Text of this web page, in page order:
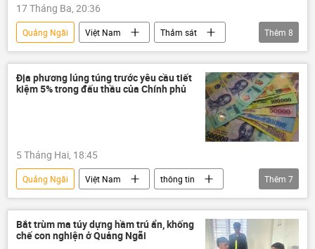
17 Tháng Ba, 20:36
Quảng Ngãi Việt Nam
Thảm sát
Sơn Mỹ
thông tin
Hoa Kỳ
Hà Nội
Mỹ Lai
Hồ Chí Minh
chiến tranh Việt Nam
quân đội Mỹ
Thêm 8
Địa phương lúng túng trước yêu cầu tiết
kiệm 5% trong đấu thầu của Chính phủ
5 Tháng Hai, 18:45
Quảng Ngãi Việt Nam
thông tin
đấu thầu
Quảng Trị
Bộ Tài Chính VN
tài chính
đầu tư
Thanh Hóa
Kinh tế
Thêm 7
Bắt trùm ma túy dựng hầm trú ẩn, khống
chế con nghiện ở Quảng Ngãi